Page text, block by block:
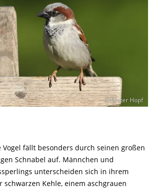
© Dieter Hopf
Vogel fällt besonders durch seinen großen
Schnabel auf. Männchen und
unterscheiden sich in ihrem
schwarzen Kehle, einem aschgrauen